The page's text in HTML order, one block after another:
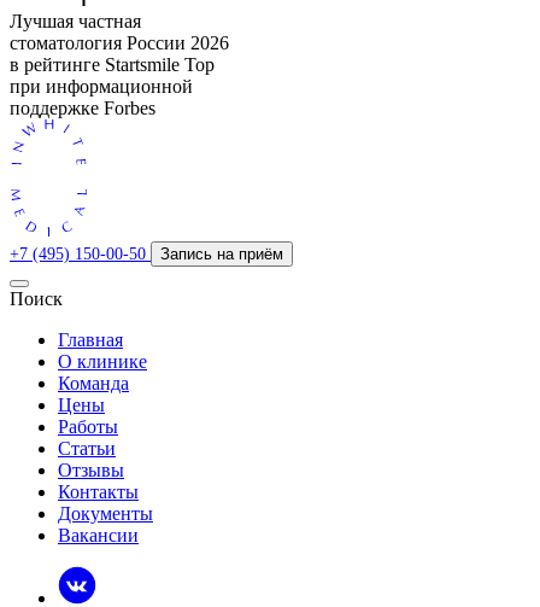
Лучшая частная
стоматология России 2026
в рейтинге Startsmile Top
при информационной
поддержке Forbes
+7 (495) 150-00-50 Запись на приём
Поиск
Главная
О клинике
Команда
Цены
Работы
Статьи
Отзывы
Контакты
Документы
Вакансии